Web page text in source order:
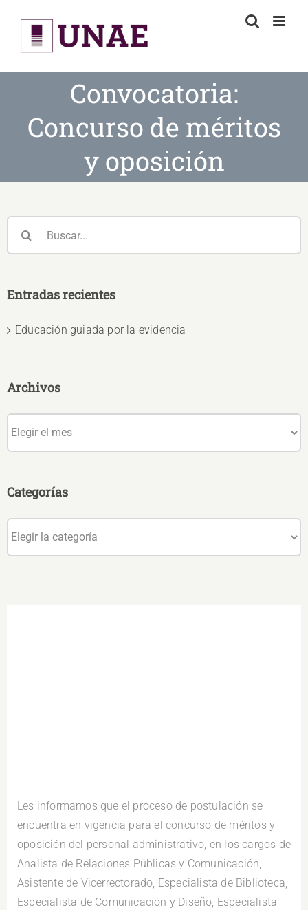
content
Convocatoria:
Concurso de méritos
y oposición
Les informamos que el proceso de postulación se
encuentra en vigencia para el concurso de méritos y
oposición del personal administrativo, en los cargos de
Analista de Relaciones Públicas y Comunicación,
Asistente de Vicerrectorado, Especialista de Biblioteca,
Especialista de Comunicación y Diseño, Especialista
Entradas recientes
Educación guiada por la evidencia
Archivos
Categorías